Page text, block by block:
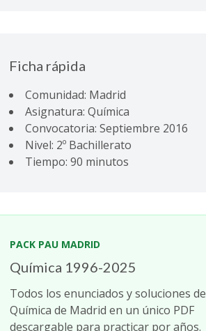
Ficha rápida
Comunidad: Madrid
Asignatura: Química
Convocatoria: Septiembre 2016
Nivel: 2º Bachillerato
Tiempo: 90 minutos
PACK PAU MADRID
Química 1996-2025
Todos los enunciados y soluciones de
Química de Madrid en un único PDF
descargable para practicar por años.